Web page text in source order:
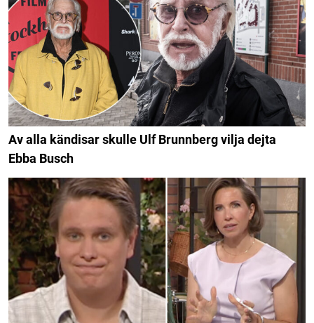
Av alla kändisar skulle Ulf Brunnberg vilja dejta
Ebba Busch